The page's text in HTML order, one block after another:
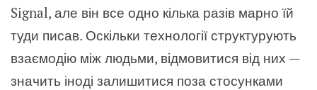
Signal, але він все одно кілька разів марно їй
туди писав. Оскільки технології структурують
взаємодію між людьми, відмовитися від них —
значить іноді залишитися поза стосунками